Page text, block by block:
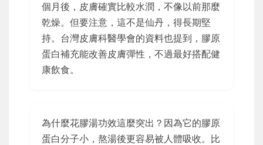
個月後，皮膚確實比較水潤，不像以前那麼
乾燥。但要注意，這不是仙丹，得長期堅
持。台灣皮膚科醫學會的資料也提到，膠原
蛋白補充能改善皮膚彈性，不過最好搭配健
康飲食。
為什麼花膠湯功效這麼突出？因為它的膠原
蛋白分子小，熬湯後更容易被人體吸收。比